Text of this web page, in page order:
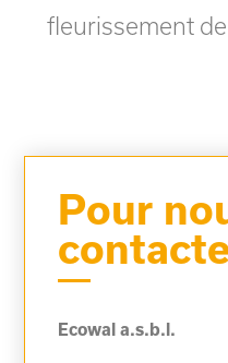
fleurissement
Pour
Ecowal a.s.b.l.